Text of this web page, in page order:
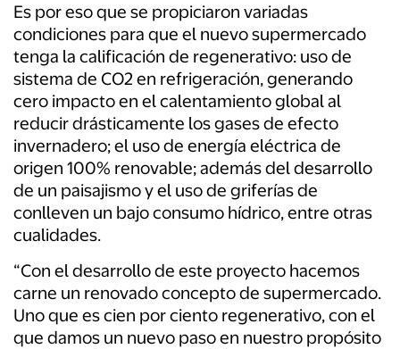
Es por eso que se propiciaron variadas
condiciones para que el nuevo supermercado
tenga la calificación de regenerativo: uso de
sistema de CO2 en refrigeración, generando
cero impacto en el calentamiento global al
reducir drásticamente los gases de efecto
invernadero; el uso de energía eléctrica de
origen 100% renovable; además del desarrollo
de un paisajismo y el uso de griferías de
conlleven un bajo consumo hídrico, entre otras
cualidades.
“Con el desarrollo de este proyecto hacemos
carne un renovado concepto de supermercado.
Uno que es cien por ciento regenerativo, con el
que damos un nuevo paso en nuestro propósito